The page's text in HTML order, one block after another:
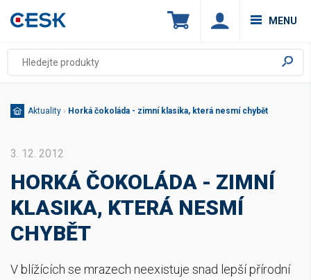
MENU
Aktuality › Horká čokoláda - zimní klasika, která nesmí chybět
3. 12. 2012
HORKÁ ČOKOLÁDA - ZIMNÍ
KLASIKA, KTERÁ NESMÍ
CHYBĚT
V blížících se mrazech neexistuje snad lepší přírodní